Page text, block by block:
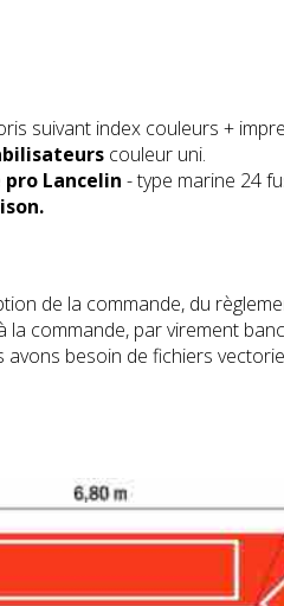
suivant index couleurs +
couleur uni.
Lancelin - type marine 24
de la commande, du
la commande, par virement
avons besoin de fichiers